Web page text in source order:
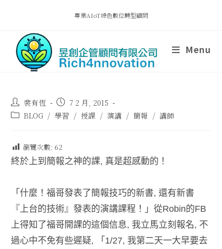
專業AIoT綠色數位轉型顧問
Menu
裴有恆
7 2 月, 2015
BLOG / 學習 / 授課 / 演講 / 簡報 / 講師
瀏覽次數: 62
終於上到簡報之神的課, 真是超感動的！
「什麼！福哥發表了簡報技巧的新書, 還有新書
『上台的技術』發表的演講課程！」從Robin的FB
上得知了福哥開課的這個信息, 我立馬立刻報名, 不
過心中不免有些遲疑, 「1/27, 我第二天一大早要去